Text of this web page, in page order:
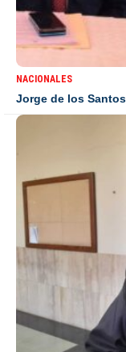
NACIONALES
Jorge de los